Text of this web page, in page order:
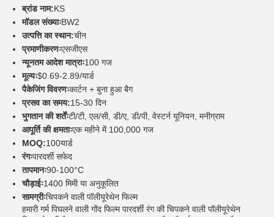
ब्रांड नाम:KS
मॉडल संख्याःBW2
उत्पत्ति का स्थान:चीन
प्रमाणीकरणःएसजीएस
न्यूनतम आदेश मात्राः100 गज
मूल्यः$0.69-2.89/यार्ड
पैकेजिंग विवरणःकार्टन + बुना हुआ बैग
प्रसव का समय:15-30 दिन
भुगतान की शर्तेंःटी/टी, एल/सी, डी/ए, डी/पी, वेस्टर्न यूनियन, मनीग्राम
आपूर्ति की क्षमताःएक महीने में 100,000 गज
MOQ:100यार्ड
रंगःपारदर्शी सफेद
तापमानः90-100°C
चौड़ाईः1400 मिमी या अनुकूलित
सामग्रीःचिपकने वाली पॉलीयूरेथेन फिल्म
हमारी गर्म पिघलने वाली गोंद फिल्म पारदर्शी रंग की चिपकने वाली पॉलीयूरेथेन